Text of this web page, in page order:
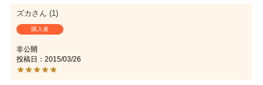
ズカ 1
購入者
非公開
投稿日
2015/03/26